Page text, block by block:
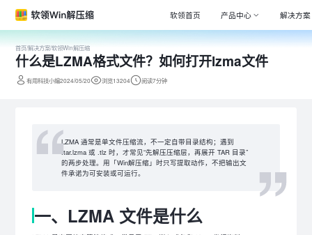
软领首页 产品中心
打印机驱
全面诊断
解决方案
首页/解决方案/软领Win解压缩
什么是LZMA格式文件？如何打开lzma文件
有用科技小编2024/05/20 浏览13204 阅读7分钟
LZMA 通常是单文件压缩流，不一定自带目录结构；遇到
.tar.lzma 或 .tlz 时，才常见“先解压压缩层，再展开 TAR 目录”
的两步处理。用「Win解压缩」时只写提取动作，不把输出文
件承诺为可安装或可运行。
一、LZMA 文件是什么